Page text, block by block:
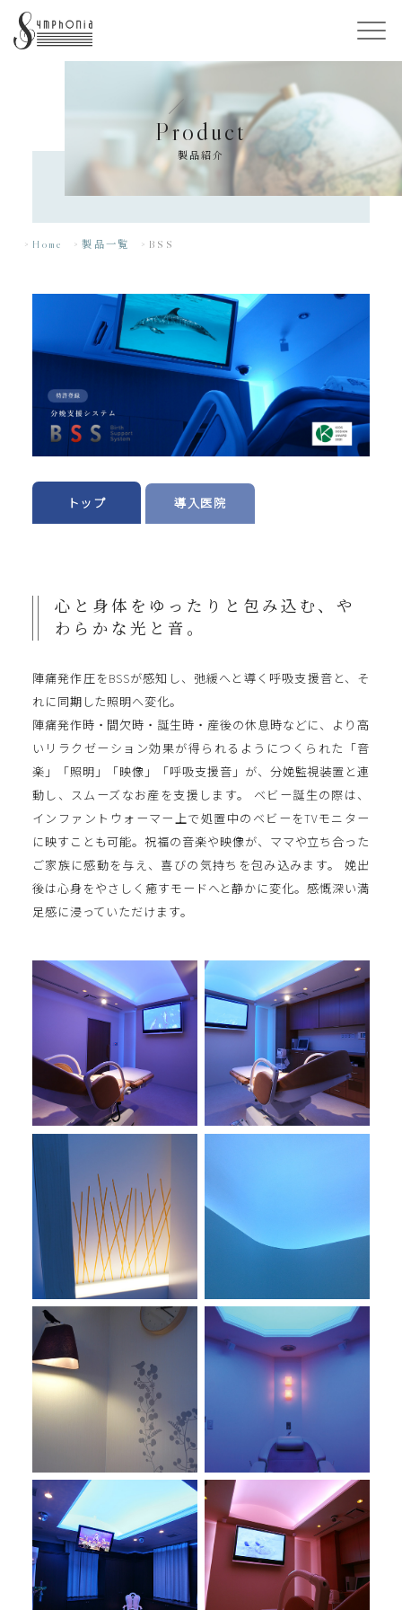
Product
製品紹介
Home 製品一覧 BSS
トップ 導入医院
心と身体をゆったりと包み込む、や
わらかな光と音。
陣痛発作圧をBSSが感知し、弛緩へと導く呼吸支援音と、そ
れに同期した照明へ変化。
陣痛発作時・間欠時・誕生時・産後の休息時などに、より高
いリラクゼーション効果が得られるようにつくられた「音
楽」「照明」「映像」「呼吸支援音」が、分娩監視装置と連
動し、スムーズなお産を支援します。 ベビー誕生の際は、
インファントウォーマー上で処置中のベビーをTVモニター
に映すことも可能。祝福の音楽や映像が、ママや立ち合った
ご家族に感動を与え、喜びの気持ちを包み込みます。 娩出
後は心身をやさしく癒すモードへと静かに変化。感慨深い満
足感に浸っていただけます。